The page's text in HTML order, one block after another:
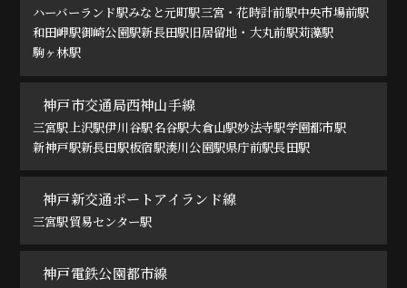
ハーバーランド駅みなと元町駅三宮・花時計前駅中央市場前駅
和田岬駅御崎公園駅新長田駅 旧居留地・大丸前駅苅藻駅
駒ヶ林駅
神戸市交通局西神山手線
三宮駅 上沢駅伊川谷駅名谷駅大倉山駅妙法寺駅学園都市駅
新神戸駅新長田駅板宿駅湊川公園駅県庁前駅長田駅
神戸新交通ポートアイランド線
三宮駅貿易センター駅
神戸電鉄公園都市線